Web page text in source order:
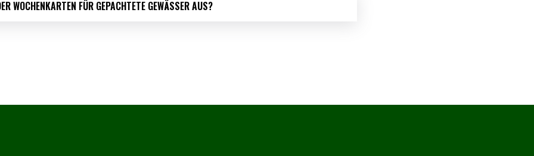
WOCHENKARTEN FÜR GEPACHTETE GEWÄSSER AUS?